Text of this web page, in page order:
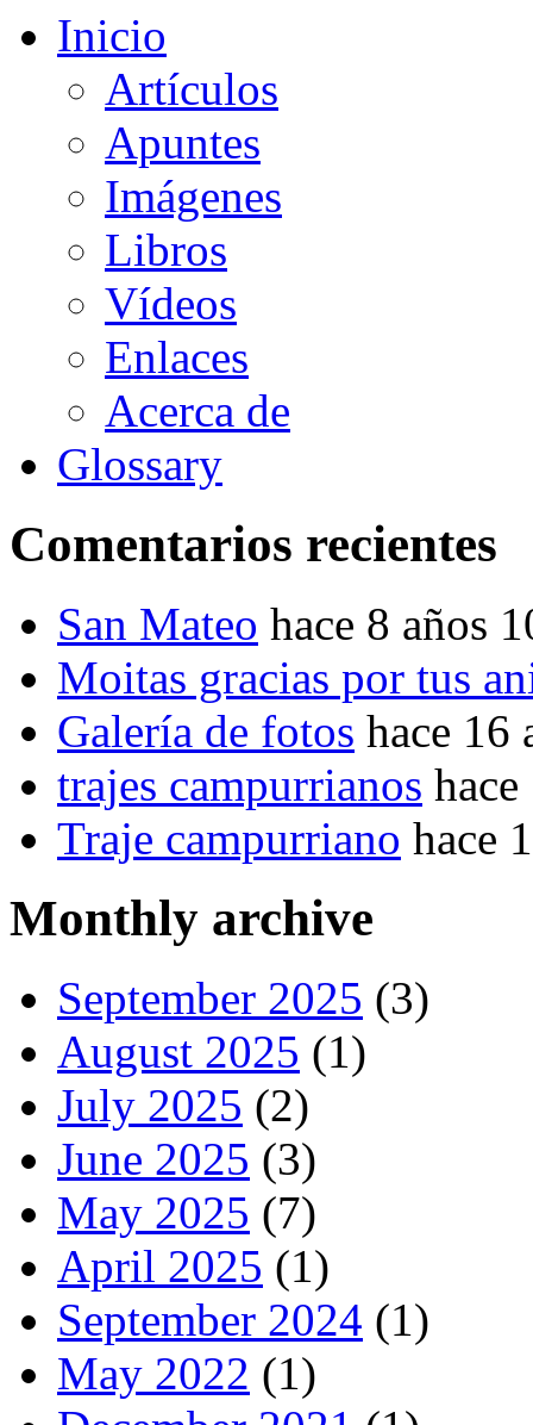
Inicio
Artículos
Apuntes
Imágenes
Libros
Vídeos
Enlaces
Acerca de
Glossary
Comentarios recientes
San Mateo hace 8 años
Moitas gracias por tus
Galería de fotos hace 16
trajes campurrianos
Traje campurriano hace
Monthly archive
September 2025 (3)
August 2025 (1)
July 2025 (2)
June 2025 (3)
May 2025 (7)
April 2025 (1)
September 2024 (1)
May 2022 (1)